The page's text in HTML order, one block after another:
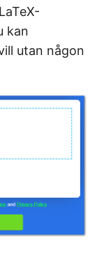
kan
utan någon